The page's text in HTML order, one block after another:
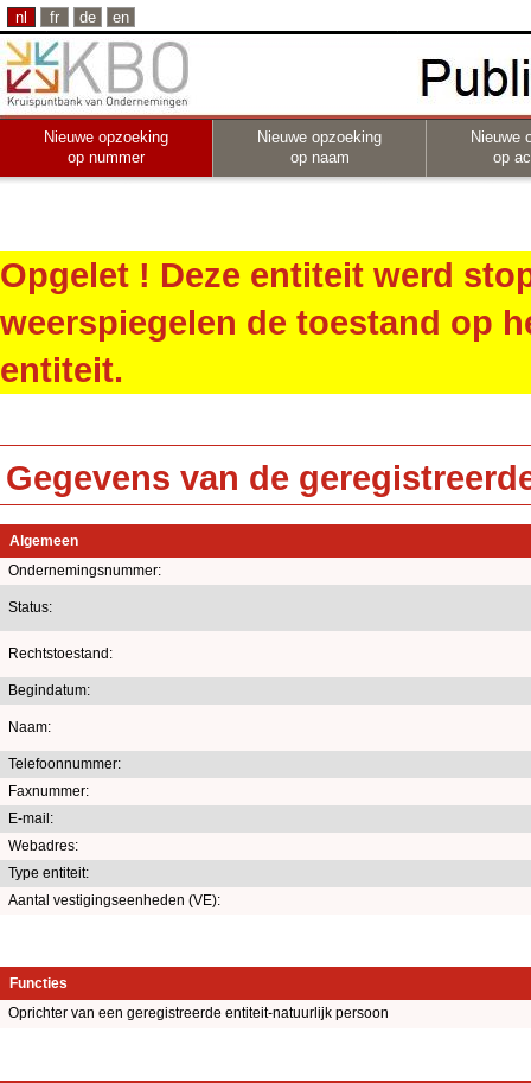
nl fr de en
Nieuwe opzoeking
op nummer
Nieuwe opzoeking
op naam
Nieuwe
op
Opgelet ! Deze entiteit werd
weerspiegelen de toestand op
entiteit.
Gegevens van de
Algemeen
Ondernemingsnummer:
Status:
Rechtstoestand:
Begindatum:
Naam:
Telefoonnummer:
Faxnummer:
E-mail:
Webadres:
Type entiteit:
Aantal vestigingseenheden (VE):
Functies
Oprichter van een geregistreerde entiteit-natuurlijk persoon